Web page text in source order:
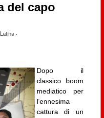
del capo
·
Dopo il
classico boom
mediatico per
l’ennesima
cattura di un